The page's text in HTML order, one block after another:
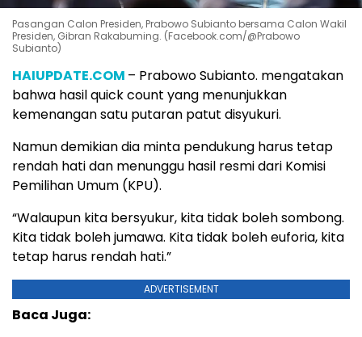
Pasangan Calon Presiden, Prabowo Subianto bersama Calon Wakil
Presiden, Gibran Rakabuming. (Facebook.com/@Prabowo
Subianto)
HAIUPDATE.COM – Prabowo Subianto. mengatakan
bahwa hasil quick count yang menunjukkan
kemenangan satu putaran patut disyukuri.
Namun demikian dia minta pendukung harus tetap
rendah hati dan menunggu hasil resmi dari Komisi
Pemilihan Umum (KPU).
“Walaupun kita bersyukur, kita tidak boleh sombong.
Kita tidak boleh jumawa. Kita tidak boleh euforia, kita
tetap harus rendah hati.”
ADVERTISEMENT
Baca Juga: